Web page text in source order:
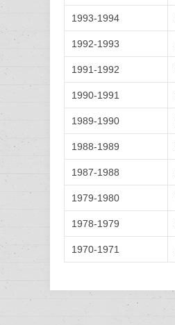
1993-1994
1992-1993
1991-1992
1990-1991
1989-1990
1988-1989
1987-1988
1979-1980
1978-1979
1970-1971